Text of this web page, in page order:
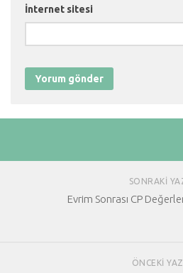
İnternet sitesi
SONRAKI
Evrim Sonrası CP
ÖNCEKI YAZI